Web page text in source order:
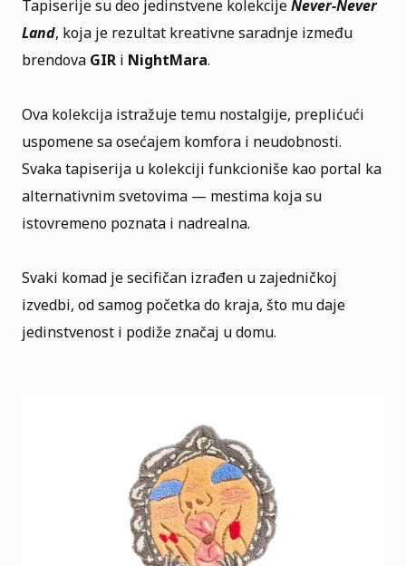
Tapiserije su deo jedinstvene kolekcijeNever-Never
Land, koja je rezultat kreativne saradnje između
brendova GIR i NightMara.
Ova kolekcija istražuje temu nostalgije, preplićući
uspomene sa osećajem komfora i neudobnosti.
Svaka tapiserija u kolekciji funkcioniše kao portal ka
alternativnim svetovima — mestima koja su
istovremeno poznata i nadrealna.
Svaki komad je secifičan izrađen u zajedničkoj
izvedbi, od samog početka do kraja, što mu daje
jedinstvenost i podiže značaj u domu.